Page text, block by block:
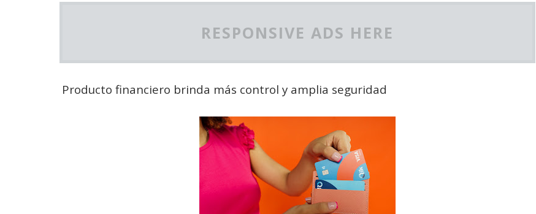
RESPONSIVE ADS HERE
Producto financiero brinda más control y amplia seguridad